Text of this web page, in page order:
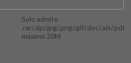
Solo admite
.rar/.zip/.jpg/.png/.gif/.doc/.xls/.pdf,
máximo 20M